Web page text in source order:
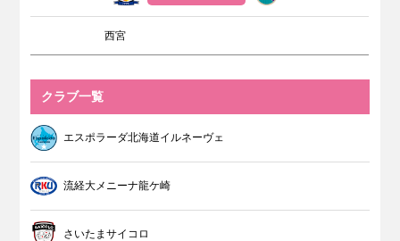
西宮
クラブ一覧
エスポラーダ北海道イルネーヴェ
流経大メニーナ龍ケ崎
さいたまサイコロ